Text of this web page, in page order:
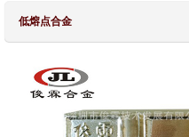
低熔点合金